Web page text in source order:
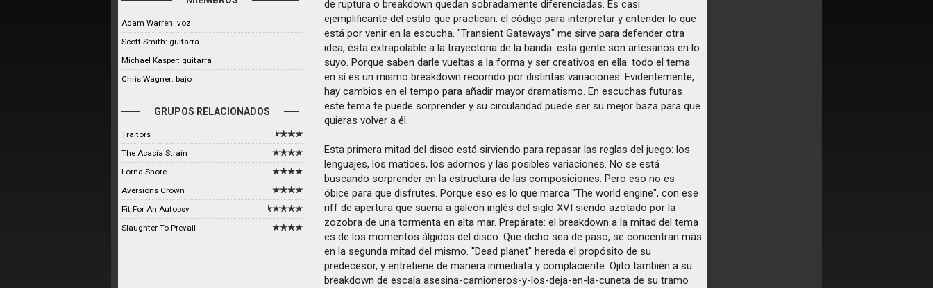
Adam Warren: voz
Scott Smith: guitarra
Michael Kasper: guitarra
Chris Wagner: bajo
GRUPOS RELACIONADOS
Traitors
The Acacia Strain
Lorna Shore
Aversions Crown
Fit For An Autopsy
Slaughter To Prevail
de ruptura o breakdown quedan sobradamente diferenciadas. Es casi
ejemplificante del estilo que practican: el código para interpretar y entender lo que
está por venir en la escucha. "Transient Gateways" me sirve para defender otra
idea, ésta extrapolable a la trayectoria de la banda: esta gente son artesanos en lo
suyo. Porque saben darle vueltas a la forma y ser creativos en ella: todo el tema
en sí es un mismo breakdown recorrido por distintas variaciones. Evidentemente,
hay cambios en el tempo para añadir mayor dramatismo. En escuchas futuras
este tema te puede sorprender y su circularidad puede ser su mejor baza para que
quieras volver a él.
Esta primera mitad del disco está sirviendo para repasar las reglas del juego: los
lenguajes, los matices, los adornos y las posibles variaciones. No se está
buscando sorprender en la estructura de las composiciones. Pero eso no es
óbice para que disfrutes. Porque eso es lo que marca "The world engine", con ese
riff de apertura que suena a galeón inglés del siglo XVI siendo azotado por la
zozobra de una tormenta en alta mar. Prepárate: el breakdown a la mitad del tema
es de los momentos álgidos del disco. Que dicho sea de paso, se concentran más
en la segunda mitad del mismo. "Dead planet" hereda el propósito de su
predecesor, y entretiene de manera inmediata y complaciente. Ojito también a su
breakdown de escala asesina-camioneros-y-los-deja-en-la-cuneta de su tramo